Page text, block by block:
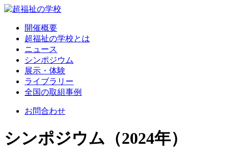
開催概要
超福祉の学校とは
ニュース
シンポジウム
展示・体験
ライブラリー
全国の取組事例
お問合わせ
シンポジウム（2024年）